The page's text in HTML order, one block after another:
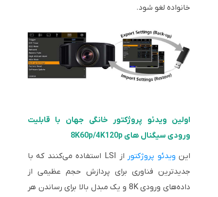
خانواده لغو شود.
اولین ویدئو پروژکتور خانگی جهان با قابلیت
ورودی سیگنال های 8K60p/4K120p
این ویدئو پروژکتور
از LSI استفاده می‌کنند که با
جدیدترین فناوری برای پردازش حجم عظیمی از
داده‌های ورودی 8K و یک مبدل بالا برای رساندن هر